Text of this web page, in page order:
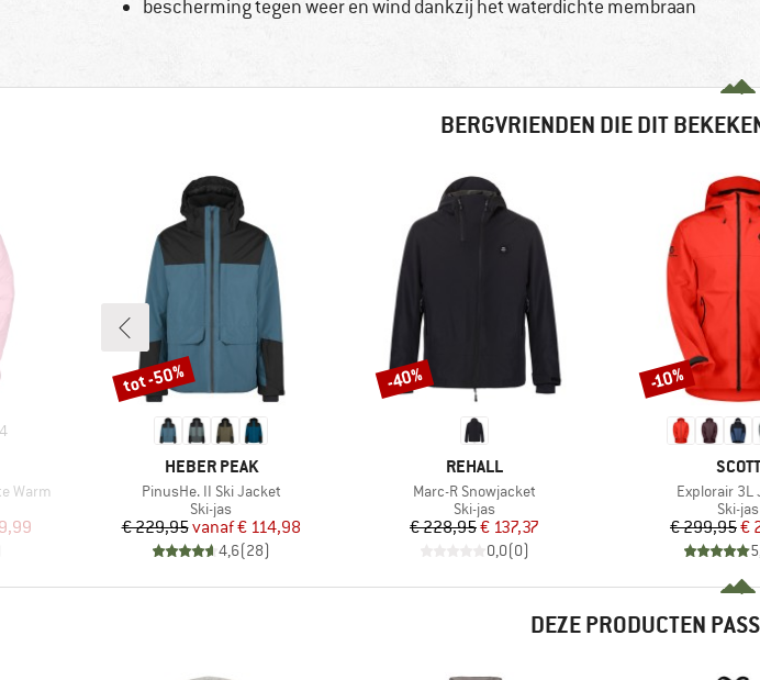
bescherming tegen weer en wind dankzij het waterdichte membraan
BERGVRIENDEN DIE DIT
4
Warm
prijs
MERK
HEBER PEAK
Artikel
PinusHe. II Ski Jacket
Productgroep
Ski-jas
Prijs
€ 229,95 Verlaagde prijs
vanaf€ 114,98
4,6(28)
Korting
tot -50%
MERK
REHALL
Artikel
Marc-R Snowjacket
Productgroep
Ski-jas
Prijs
€ 228,95Verlaagde prijs
€ 137,37
0,0(0)
Korting
-40%
MERK
SCOTT
Artikel
Explorair 3L
Ski-jas
€ 299,95€
Korting
-10%
DEZE PRODUCTEN